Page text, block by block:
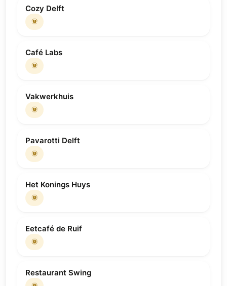
Cozy Delft
🌞
Café Labs
🌞
Vakwerkhuis
🌞
Pavarotti Delft
🌞
Het Konings Huys
🌞
Eetcafé de Ruif
🌞
Restaurant Swing